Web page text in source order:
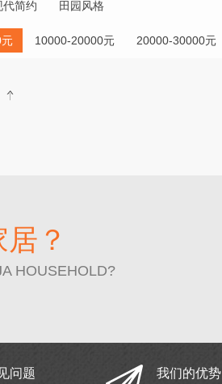
代简约 田园风格
10000-20000元 20000-30000元
？
HOUSEHOLD?
问题 我们的优势